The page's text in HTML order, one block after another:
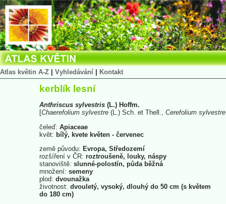
Atlas květin A-Z Vyhledávání Kontakt
kerblík lesní
Anthriscus sylvestris (L.) Hoffm.
[Chaerefolium sylvestre (L.) Sch. et Thell., Cerefolium sylvestre
čeleď: Apiaceae
květ: bílý, kvete květen - červenec
země původu: Evropa, Středozemí
rozšíření v ČR: roztroušeně, louky, náspy
stanoviště: slunné-polostín, půda běžná
množení: semeny
plod: dvounažka
životnost: dvouletý, vysoký, dlouhý do 50 cm (s květem
do 180 cm)